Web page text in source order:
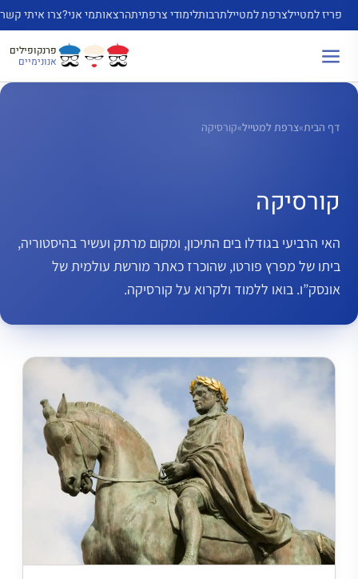
לדלג
לתוכן
פריז למטיילצרפת למטיילתרבותלימודי צרפתיתהרצאותמי אני?צרו איתי קשר
פרנקופילים
אנונימיים
דף הבית»צרפת למטייל»קורסיקה
קורסיקה
האי הרביעי בגודלו בים התיכון, ומקום מרתק ועשיר בהיסטוריה,
ביתו של מפרץ פורטו, שהוכרז כאתר מורשת עולמית של
אונסק”ו. בואו ללמוד ולקרוא על קורסיקה.